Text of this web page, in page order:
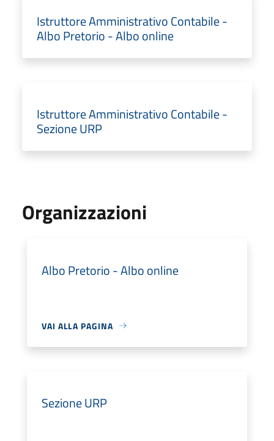
Istruttore Amministrativo Contabile -
Albo Pretorio - Albo online
Istruttore Amministrativo Contabile -
Sezione URP
Organizzazioni
Albo Pretorio - Albo online
VAI ALLA PAGINA
Sezione URP